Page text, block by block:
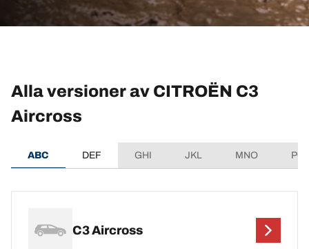
Alla versioner av CITROËN C3
Aircross
ABC DEF GHI JKL MNO
C3 Aircross